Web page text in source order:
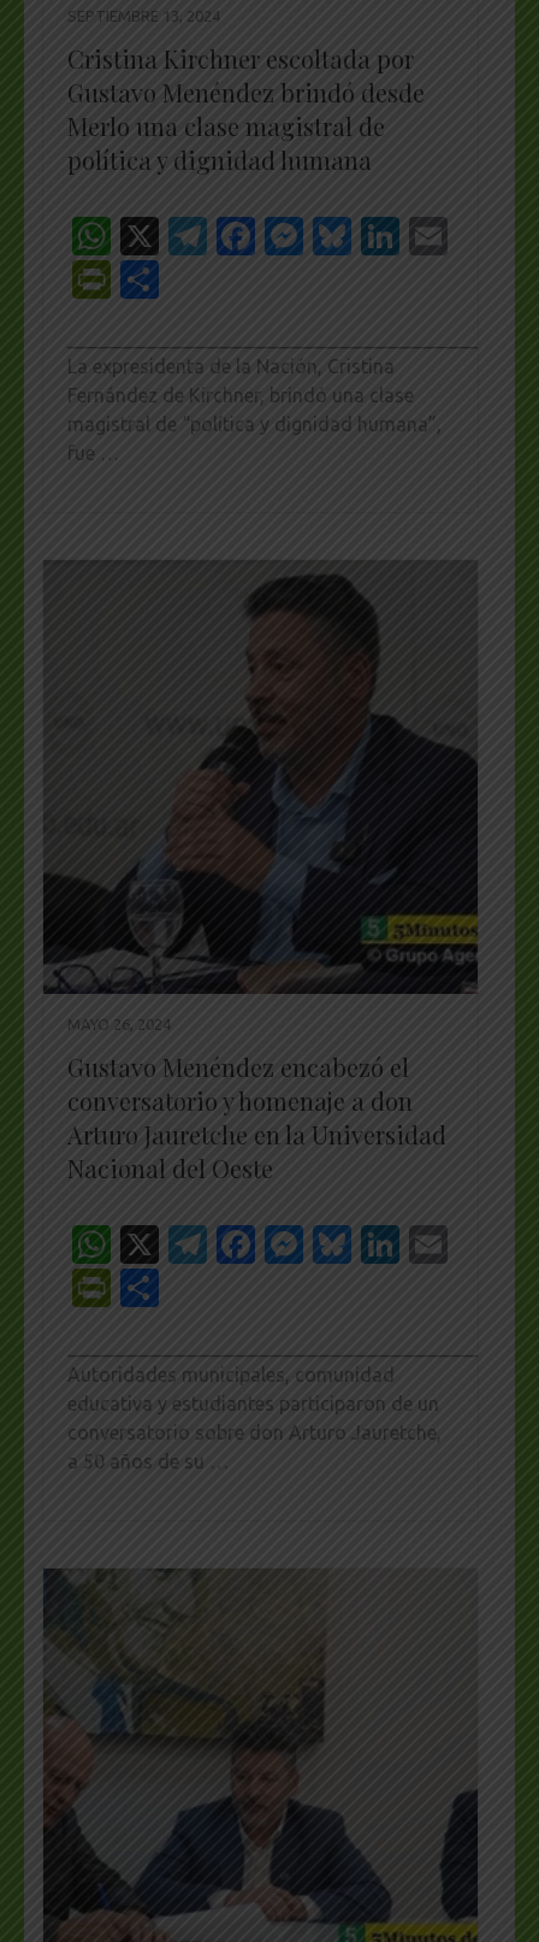
SEPTIEMBRE 13, 2024
Cristina Kirchner escoltada por
Gustavo Menéndez brindó desde
Merlo una clase magistral de
política y dignidad humana
WhatsApp
X Telegram
Facebook
Messenger
Bluesky
PrintFriendly
La expresidenta de la Nación, Cristina
Fernández de Kirchner, brindó una clase
magistral de “política y dignidad humana”,
fue …
MAYO 26, 2024
Gustavo Menéndez encabezó el
conversatorio y homenaje a don
Arturo Jauretche en la Universidad
Nacional del Oeste
WhatsApp
X Telegram
Facebook
Messenger
Bluesky
PrintFriendly
Autoridades municipales, comunidad
educativa y estudiantes participaron de un
conversatorio sobre don Arturo Jauretche,
a 50 años de su …